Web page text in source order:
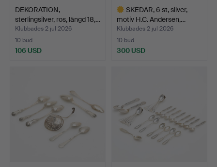
DEKORATION,
sterlingsilver, ros, längd 18,…
Klubbades 2 jul 2026
10 bud
106 USD
SKEDAR, 6 st, silver,
motiv H.C. Andersen,…
Klubbades 2 jul 2026
10 bud
300 USD